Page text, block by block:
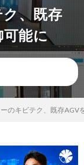
、既存
能に
のキビテク、既存AGV